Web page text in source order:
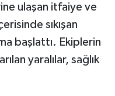
ulaşan itfaiye ve
sıkışan
başlattı. Ekiplerin
yaralılar, sağlık